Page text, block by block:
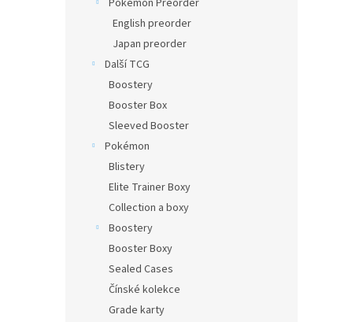
Pokémon Preorder
English preorder
Japan preorder
Další TCG
Boostery
Booster Box
Sleeved Booster
Pokémon
Blistery
Elite Trainer Boxy
Collection a boxy
Boostery
Booster Boxy
Sealed Cases
Čínské kolekce
Grade karty